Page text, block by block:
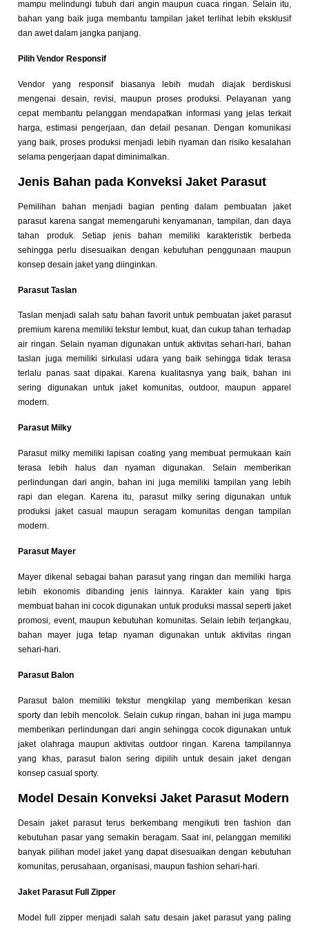
mampu melindungi tubuh dari angin maupun cuaca ringan. Selain itu,
bahan yang baik juga membantu tampilan jaket terlihat lebih eksklusif
dan awet dalam jangka panjang.
Pilih Vendor Responsif
Vendor yang responsif biasanya lebih mudah diajak berdiskusi
mengenai desain, revisi, maupun proses produksi. Pelayanan yang
cepat membantu pelanggan mendapatkan informasi yang jelas terkait
harga, estimasi pengerjaan, dan detail pesanan. Dengan komunikasi
yang baik, proses produksi menjadi lebih nyaman dan risiko kesalahan
selama pengerjaan dapat diminimalkan.
Jenis Bahan pada Konveksi Jaket Parasut
Pemilihan bahan menjadi bagian penting dalam pembuatan jaket
parasut karena sangat memengaruhi kenyamanan, tampilan, dan daya
tahan produk. Setiap jenis bahan memiliki karakteristik berbeda
sehingga perlu disesuaikan dengan kebutuhan penggunaan maupun
konsep desain jaket yang diinginkan.
Parasut Taslan
Taslan menjadi salah satu bahan favorit untuk pembuatan jaket parasut
premium karena memiliki tekstur lembut, kuat, dan cukup tahan terhadap
air ringan. Selain nyaman digunakan untuk aktivitas sehari-hari, bahan
taslan juga memiliki sirkulasi udara yang baik sehingga tidak terasa
terlalu panas saat dipakai. Karena kualitasnya yang baik, bahan ini
sering digunakan untuk jaket komunitas, outdoor, maupun apparel
modern.
Parasut Milky
Parasut milky memiliki lapisan coating yang membuat permukaan kain
terasa lebih halus dan nyaman digunakan. Selain memberikan
perlindungan dari angin, bahan ini juga memiliki tampilan yang lebih
rapi dan elegan. Karena itu, parasut milky sering digunakan untuk
produksi jaket casual maupun seragam komunitas dengan tampilan
modern.
Parasut Mayer
Mayer dikenal sebagai bahan parasut yang ringan dan memiliki harga
lebih ekonomis dibanding jenis lainnya. Karakter kain yang tipis
membuat bahan ini cocok digunakan untuk produksi massal seperti jaket
promosi, event, maupun kebutuhan komunitas. Selain lebih terjangkau,
bahan mayer juga tetap nyaman digunakan untuk aktivitas ringan
sehari-hari.
Parasut Balon
Parasut balon memiliki tekstur mengkilap yang memberikan kesan
sporty dan lebih mencolok. Selain cukup ringan, bahan ini juga mampu
memberikan perlindungan dari angin sehingga cocok digunakan untuk
jaket olahraga maupun aktivitas outdoor ringan. Karena tampilannya
yang khas, parasut balon sering dipilih untuk desain jaket dengan
konsep casual sporty.
Model Desain Konveksi Jaket Parasut Modern
Desain jaket parasut terus berkembang mengikuti tren fashion dan
kebutuhan pasar yang semakin beragam. Saat ini, pelanggan memiliki
banyak pilihan model jaket yang dapat disesuaikan dengan kebutuhan
komunitas, perusahaan, organisasi, maupun fashion sehari-hari.
Jaket Parasut Full Zipper
Model full zipper menjadi salah satu desain jaket parasut yang paling